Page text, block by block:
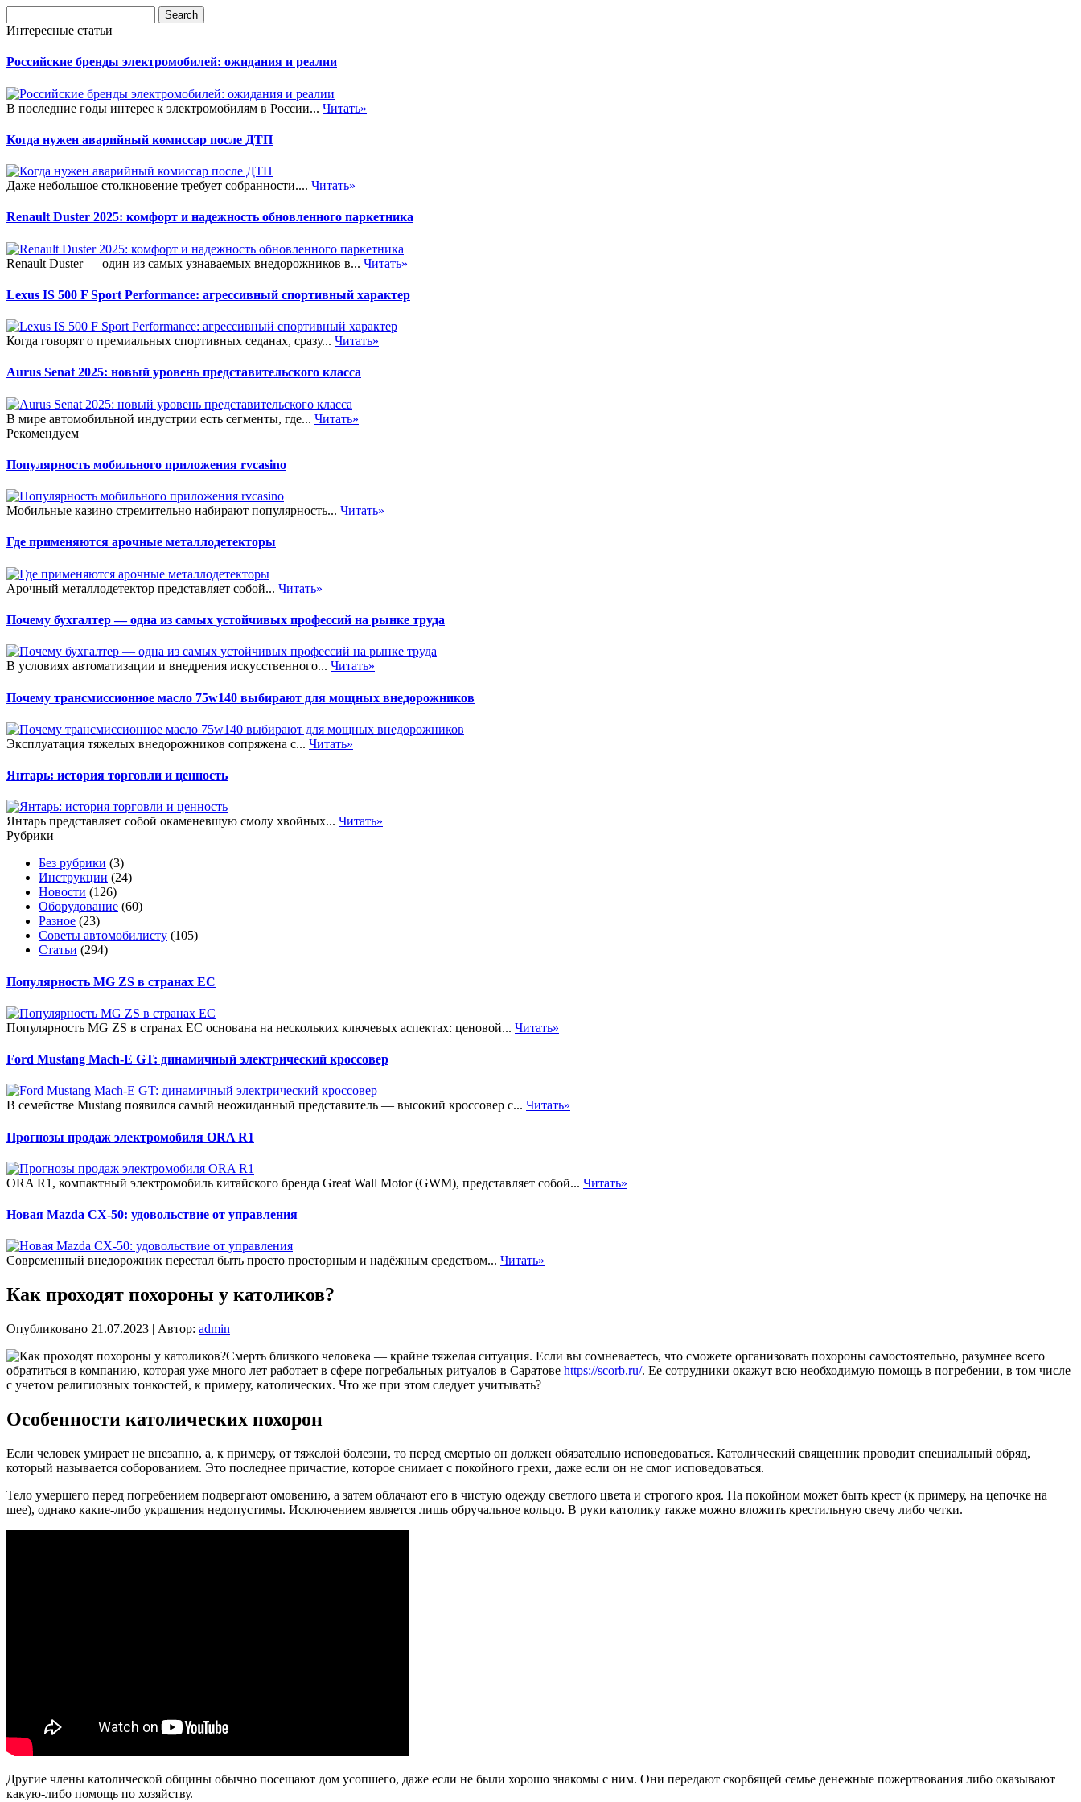
Интересные статьи
Российские бренды электромобилей: ожидания и реалии
В последние годы интерес к электромобилям в России... Читать»
Когда нужен аварийный комиссар после ДТП
Даже небольшое столкновение требует собранности.... Читать»
Renault Duster 2025: комфорт и надежность обновленного паркетника
Renault Duster — один из самых узнаваемых внедорожников в... Читать»
Lexus IS 500 F Sport Performance: агрессивный спортивный характер
Когда говорят о премиальных спортивных седанах, сразу... Читать»
Aurus Senat 2025: новый уровень представительского класса
В мире автомобильной индустрии есть сегменты, где... Читать»
Рекомендуем
Популярность мобильного приложения rvcasino
Мобильные казино стремительно набирают популярность... Читать»
Где применяются арочные металлодетекторы
Арочный металлодетектор представляет собой... Читать»
Почему бухгалтер — одна из самых устойчивых профессий на рынке труда
В условиях автоматизации и внедрения искусственного... Читать»
Почему трансмиссионное масло 75w140 выбирают для мощных внедорожников
Эксплуатация тяжелых внедорожников сопряжена с... Читать»
Янтарь: история торговли и ценность
Янтарь представляет собой окаменевшую смолу хвойных... Читать»
Рубрики
Без рубрики (3)
Инструкции (24)
Новости (126)
Оборудование (60)
Разное (23)
Советы автомобилисту (105)
Статьи (294)
Популярность MG ZS в странах ЕС
Популярность MG ZS в странах ЕС основана на нескольких ключевых аспектах: ценовой... Читать»
Ford Mustang Mach-E GT: динамичный электрический кроссовер
В семействе Mustang появился самый неожиданный представитель — высокий кроссовер с... Читать»
Прогнозы продаж электромобиля ORA R1
ORA R1, компактный электромобиль китайского бренда Great Wall Motor (GWM), представляет собой... Читать»
Новая Mazda CX-50: удовольствие от управления
Современный внедорожник перестал быть просто просторным и надёжным средством... Читать»
Как проходят похороны у католиков?
Опубликовано 21.07.2023 | Автор: admin
Смерть близкого человека — крайне тяжелая ситуация. Если вы сомневаетесь, что сможете организовать похороны самостоятельно, разумнее всего
обратиться в компанию, которая уже много лет работает в сфере погребальных ритуалов в Саратове https://scorb.ru/. Ее сотрудники окажут всю необходимую помощь в погребении, в том числе
с учетом религиозных тонкостей, к примеру, католических. Что же при этом следует учитывать?
Особенности католических похорон
Если человек умирает не внезапно, а, к примеру, от тяжелой болезни, то перед смертью он должен обязательно исповедоваться. Католический священник проводит специальный обряд,
который называется соборованием. Это последнее причастие, которое снимает с покойного грехи, даже если он не смог исповедоваться.
Тело умершего перед погребением подвергают омовению, а затем облачают его в чистую одежду светлого цвета и строгого кроя. На покойном может быть крест (к примеру, на цепочке на
шее), однако какие-либо украшения недопустимы. Исключением является лишь обручальное кольцо. В руки католику также можно вложить крестильную свечу либо четки.
Другие члены католической общины обычно посещают дом усопшего, даже если не были хорошо знакомы с ним. Они передают скорбящей семье денежные пожертвования либо оказывают
какую-либо помощь по хозяйству.